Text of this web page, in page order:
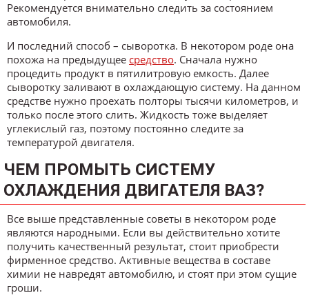
Рекомендуется внимательно следить за состоянием
автомобиля.
И последний способ – сыворотка. В некотором роде она
похожа на предыдущее средство. Сначала нужно
процедить продукт в пятилитровую емкость. Далее
сыворотку заливают в охлаждающую систему. На данном
средстве нужно проехать полторы тысячи километров, и
только после этого слить. Жидкость тоже выделяет
углекислый газ, поэтому постоянно следите за
температурой двигателя.
ЧЕМ ПРОМЫТЬ СИСТЕМУ
ОХЛАЖДЕНИЯ ДВИГАТЕЛЯ ВАЗ?
Все выше представленные советы в некотором роде
являются народными. Если вы действительно хотите
получить качественный результат, стоит приобрести
фирменное средство. Активные вещества в составе
химии не навредят автомобилю, и стоят при этом сущие
гроши.